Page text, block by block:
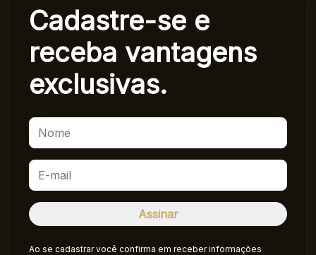
Cadastre-se e
receba vantagens
exclusivas.
Ao se cadastrar você confirma em receber informações